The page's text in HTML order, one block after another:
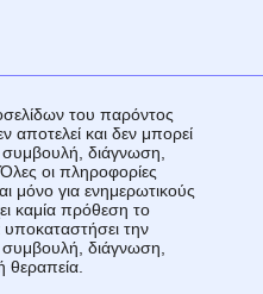
του παρόντος
αποτελεί και δεν μπορεί
συμβουλή, διάγνωση,
οι πληροφορίες
μόνο για ενημερωτικούς
καμία πρόθεση το
την
συμβουλή, διάγνωση,